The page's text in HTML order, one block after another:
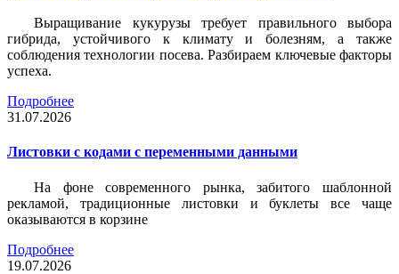
Выращивание кукурузы требует правильного выбора
гибрида, устойчивого к климату и болезням, а также
соблюдения технологии посева. Разбираем ключевые факторы
успеха.
Подробнее
31.07.2026
Листовки c кодами с переменными данными
На фоне современного рынка, забитого шаблонной
рекламой, традиционные листовки и буклеты все чаще
оказываются в корзине
Подробнее
19.07.2026